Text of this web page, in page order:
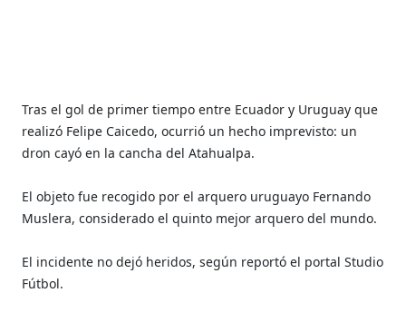
Tras el gol de primer tiempo entre Ecuador y Uruguay que
realizó Felipe Caicedo, ocurrió un hecho imprevisto: un
dron cayó en la cancha del Atahualpa.
El objeto fue recogido por el arquero uruguayo Fernando
Muslera, considerado el quinto mejor arquero del mundo.
El incidente no dejó heridos, según reportó el portal Studio
Fútbol.